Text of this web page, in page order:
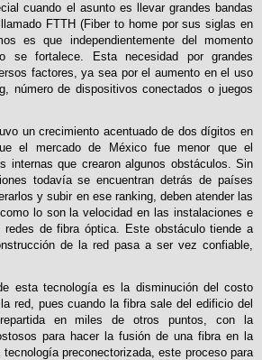
cuando el asunto es llevar grandes bandas
FTTH (Fiber to home por sus siglas en
es que independientemente del momento
se fortalece. Esta necesidad por grandes
factores, ya sea por el aumento en el uso
número de dispositivos conectados o juegos
un crecimiento acentuado de dos dígitos en
el mercado de México fue menor que el
internas que crearon algunos obstáculos. Sin
todavía se encuentran detrás de países
y subir en ese ranking, deben atender las
lo son la velocidad en las instalaciones e
redes de fibra óptica. Este obstáculo tiende a
de la red pasa a ser vez confiable,
esta tecnología es la disminución del costo
red, pues cuando la fibra sale del edificio del
en miles de otros puntos, con la
para hacer la fusión de una fibra en la
preconectorizada, este proceso para